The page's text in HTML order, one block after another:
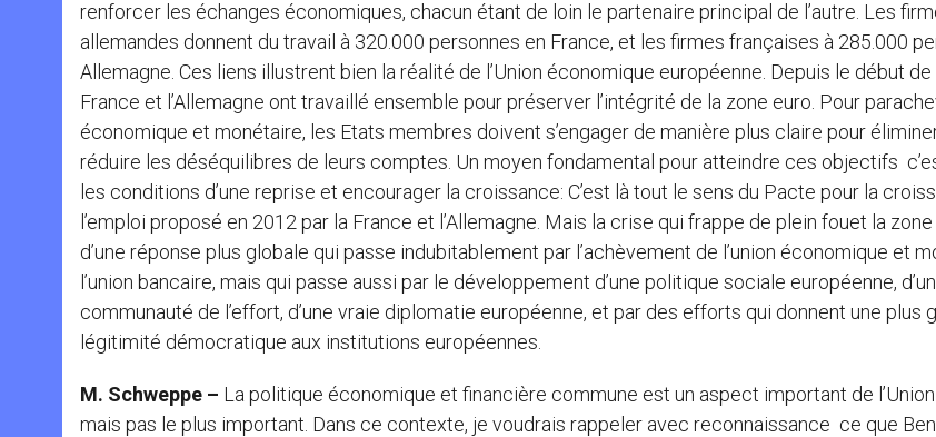
renforcer les échanges économiques, chacun étant de loin le partenaire principal de l’autre. Les
allemandes donnent du travail à 320.000 personnes en France, et les firmes françaises à 285.000
Allemagne. Ces liens illustrent bien la réalité de l’Union économique européenne. Depuis le début de
France et l’Allemagne ont travaillé ensemble pour préserver l’intégrité de la zone euro. Pour
économique et monétaire, les Etats membres doivent s’engager de manière plus claire pour
réduire les déséquilibres de leurs comptes. Un moyen fondamental pour atteindre ces objectifs
les conditions d’une reprise et encourager la croissance: C’est là tout le sens du Pacte pour la
l’emploi proposé en 2012 par la France et l’Allemagne. Mais la crise qui frappe de plein fouet la
d’une réponse plus globale qui passe indubitablement par l’achèvement de l’union économique et
l’union bancaire, mais qui passe aussi par le développement d’une politique sociale européenne,
communauté de l’effort, d’une vraie diplomatie européenne, et par des efforts qui donnent une plus
légitimité démocratique aux institutions européennes.
M. Schweppe – La politique économique et financière commune est un aspect important de
mais pas le plus important. Dans ce contexte, je voudrais rappeler avec reconnaissance ce que